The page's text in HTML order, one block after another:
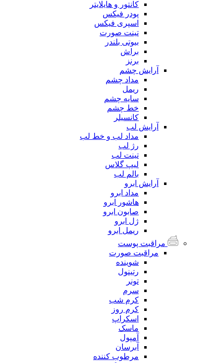
کانتور و هایلایتر
پودر فیکس
اسپری فیکس
تینت صورت
بیوتی بلندر
براش
برنز
آرایش چشم
مداد چشم
ریمل
سایه چشم
خط چشم
کانسیلر
آرایش لب
مداد لب و خط لب
رژ لب
تینت لب
لیپ گلاس
بالم لب
آرایش ابرو
مداد ابرو
هاشور ابرو
صابون ابرو
ژل ابرو
ریمل ابرو
مراقبت پوست
مراقبت صورت
شوینده
رتینول
تونر
سرم
کرم شب
کرم روز
اسکراپ
ماسک
آمپول
آبرسان
مرطوب کننده